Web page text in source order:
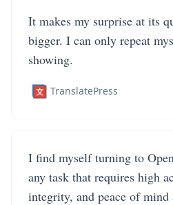
It makes my surprise at its
bigger. I can only repeat
showing.
TranslatePress
I find myself turning to
any task that requires high
integrity, and peace of mind